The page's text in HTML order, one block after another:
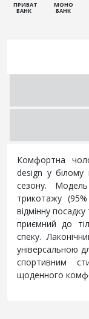
ПРИВАТ
БАНК
МОНО
БАНК
Комфортна
design у білому
сезону.
трикотажу
відмінну
приємний до
спеку.
універсальною
спортивним
щоденного